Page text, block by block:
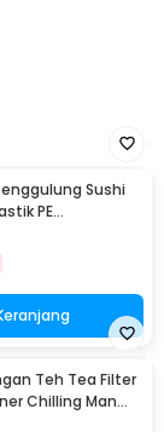
Sushi
PE
- E1119
Teh Tea Filter
Chilling Man